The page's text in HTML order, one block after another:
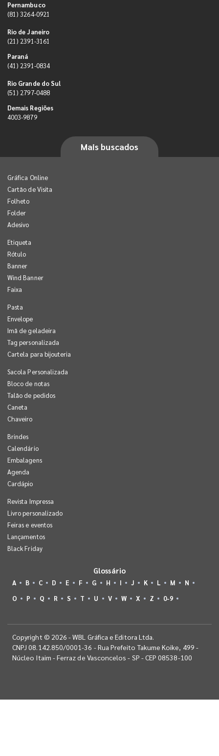
Pernambuco
(81) 3264-0921
Rio de Janeiro
(21) 2391-3161
Paraná
(41) 2391-0834
Rio Grande do Sul
(51) 2797-0488
Demais Regiões
4003-9879
Mais buscados
Gráfica Online
Cartão de Visita
Folheto
Folder
Adesivo
Etiqueta
Rótulo
Banner
Wind Banner
Faixa
Pasta
Envelope
Imã de geladeira
Tag personalizada
Cartela para bijouteria
Sacola Personalizada
Bloco de notas
Talão de pedidos
Caneta
Chaveiro
Brindes
Calendário
Embalagens
Agenda
Cardápio
Revista Impressa
Livro personalizado
Feiras e eventos
Lançamentos
Black Friday
Glossário
A B C D E F G H I J K L M
N
O
P Q R S T U V W X Z 0-9
Copyright © 2026 - WBL Gráfica e Editora Ltda.
CNPJ 08.142.850/0001-36 - Rua Prefeito Takume Koike, 499 -
Núcleo Itaim - Ferraz de Vasconcelos - SP - CEP 08538-100